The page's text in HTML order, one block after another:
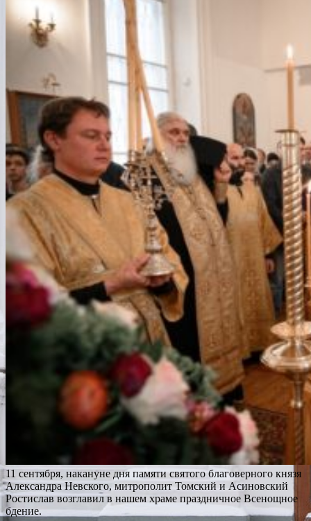
11 сентября, накануне дня памяти святого благоверного князя
Александра Невского, митрополит Томский и Асиновский
Ростислав возглавил в нашем храме праздничное Всенощное
бдение.